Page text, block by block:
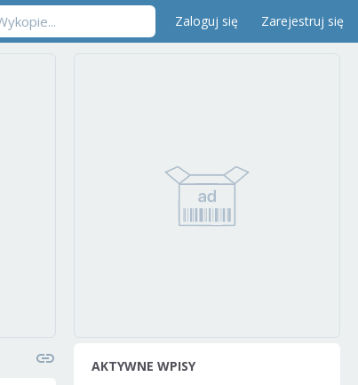
Zaloguj się Zarejestruj się
AKTYWNE WPISY